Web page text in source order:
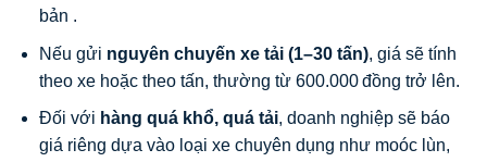
bản .
Nếu gửi nguyên chuyến xe tải (1–30 tấn), giá sẽ tính
theo xe hoặc theo tấn, thường từ 600.000 đồng trở lên.
Đối với hàng quá khổ, quá tải, doanh nghiệp sẽ báo
giá riêng dựa vào loại xe chuyên dụng như moóc lùn,